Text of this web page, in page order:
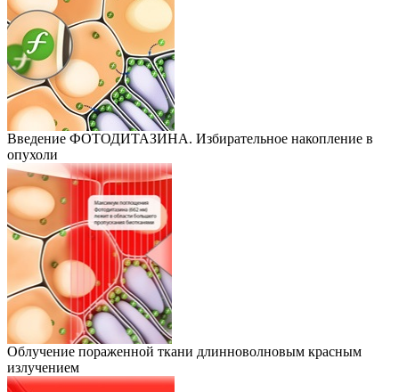
Введение ФОТОДИТАЗИНА. Избирательное накопление в
опухоли
Облучение пораженной ткани длинноволновым красным
излучением